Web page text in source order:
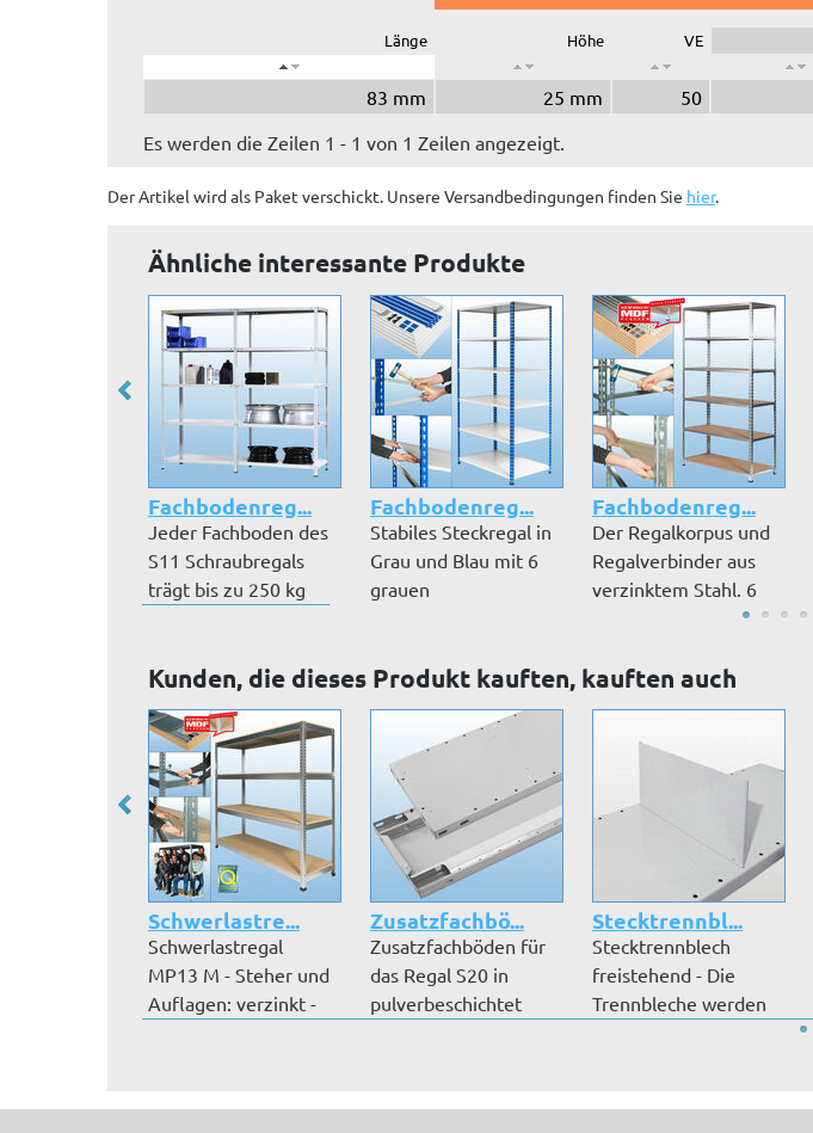
Länge Höhe VE
83 mm 25 mm 50
Es werden die Zeilen 1 - 1 von 1 Zeilen angezeigt.
Der Artikel wirdals Paket verschickt. Unsere Versandbedingungen finden Sie hier.
Ähnliche interessante Produkte
Fachbodenreg...
Jeder Fachboden des
S11 Schraubregals
trägt bis zu 250 kg
Fachbodenreg...
Stabiles Steckregal in
Grau und Blau mit 6
grauen
Fachbodenreg...
Der Regalkorpus und
Regalverbinder aus
verzinktem Stahl. 6
Kunden, die dieses Produkt kauften, kauften auch
Schwerlastre...
Schwerlastregal
MP13 M - Steher und
Auflagen: verzinkt -
Zusatzfachbö...
Zusatzfachböden für
das Regal S20 in
pulverbeschichtet
Stecktrennbl...
Stecktrennblech
freistehend - Die
Trennbleche werden